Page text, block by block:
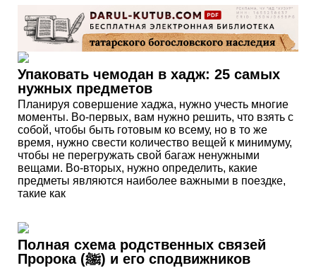
Упаковать чемодан в хадж: 25 самых
нужных предметов
Планируя совершение хаджа, нужно учесть многие
моменты. Во-первых, вам нужно решить, что взять с
собой, чтобы быть готовым ко всему, но в то же
время, нужно свести количество вещей к минимуму,
чтобы не перегружать свой багаж ненужными
вещами. Во-вторых, нужно определить, какие
предметы являются наиболее важными в поездке,
такие как
Полная схема родственных связей
Пророка (ﷺ) и его сподвижников